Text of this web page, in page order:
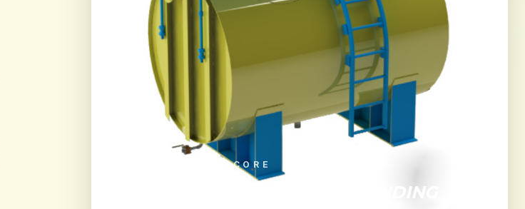
ENGINEERING CORE
BUILT FOR THE MOST DEMANDING